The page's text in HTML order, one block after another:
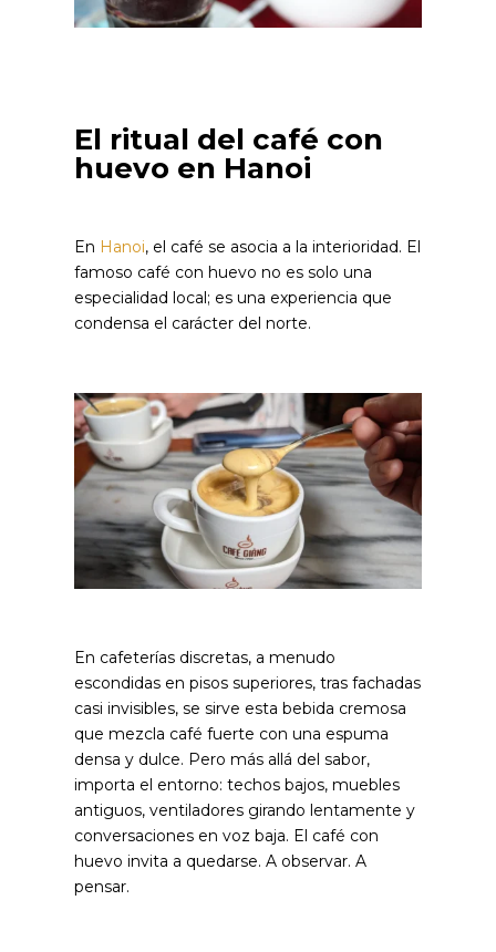
El ritual del café con
huevo en Hanoi
En Hanoi, el café se asocia a la interioridad. El
famoso café con huevo no es solo una
especialidad local; es una experiencia que
condensa el carácter del norte.
En cafeterías discretas, a menudo
escondidas en pisos superiores, tras fachadas
casi invisibles, se sirve esta bebida cremosa
que mezcla café fuerte con una espuma
densa y dulce. Pero más allá del sabor,
importa el entorno: techos bajos, muebles
antiguos, ventiladores girando lentamente y
conversaciones en voz baja. El café con
huevo invita a quedarse. A observar. A
pensar.